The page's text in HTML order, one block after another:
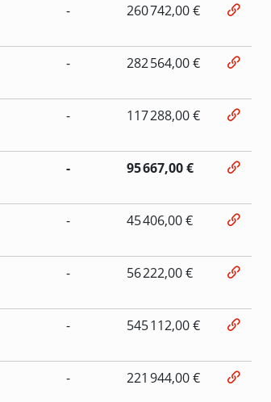
- 260 742,00 €
- 282 564,00 €
- 117 288,00 €
- 95 667,00 €
- 45 406,00 €
- 56 222,00 €
- 545 112,00 €
- 221 944,00 €